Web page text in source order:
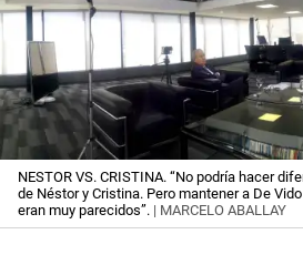
NESTOR VS. CRISTINA. “No podría hacer
de Néstor y Cristina. Pero mantener a De
eran muy parecidos”. | MARCELO ABALLAY